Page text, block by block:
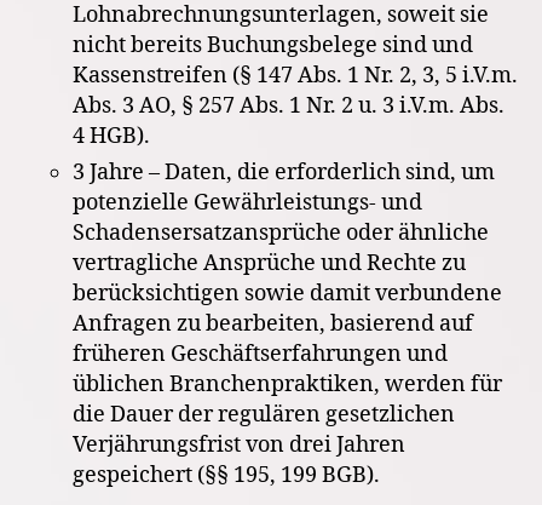
Lohnabrechnungsunterlagen, soweit sie
nicht bereits Buchungsbelege sind und
Kassenstreifen (§ 147 Abs. 1 Nr. 2, 3, 5 i.V.m.
Abs. 3 AO, § 257 Abs. 1 Nr. 2 u. 3 i.V.m. Abs.
4 HGB).
3 Jahre – Daten, die erforderlich sind, um
potenzielle Gewährleistungs- und
Schadensersatzansprüche oder ähnliche
vertragliche Ansprüche und Rechte zu
berücksichtigen sowie damit verbundene
Anfragen zu bearbeiten, basierend auf
früheren Geschäftserfahrungen und
üblichen Branchenpraktiken, werden für
die Dauer der regulären gesetzlichen
Verjährungsfrist von drei Jahren
gespeichert (§§ 195, 199 BGB).